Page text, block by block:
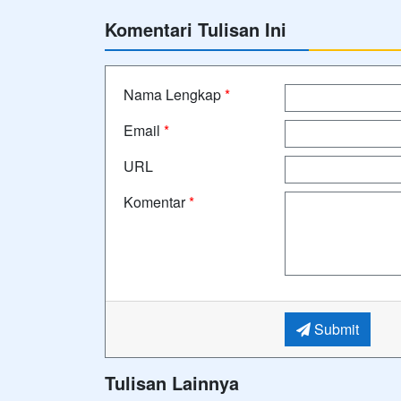
Komentari Tulisan Ini
Nama Lengkap*
Email *
URL
Komentar*
Submit
Tulisan Lainnya